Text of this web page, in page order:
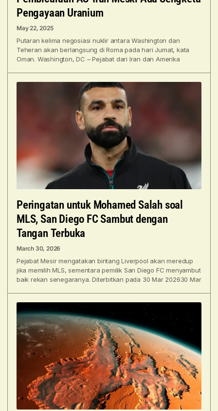
Pengayaan Uranium
May 22, 2025
Putaran kelima negosiasi nuklir antara Washington dan
Teheran akan berlangsung di Roma pada hari Jumat, kata
Oman. Washington, DC – Pejabat dari Iran dan Amerika
Peringatan untuk Mohamed Salah soal
MLS, San Diego FC Sambut dengan
Tangan Terbuka
March 30, 2026
Pejabat Mesir mengatakan bintang Liverpool akan meredup
jika memilih MLS, sementara pemilik San Diego FC menyambut
baik rekan senegaranya. Diterbitkan pada 30 Mar 202630 Mar